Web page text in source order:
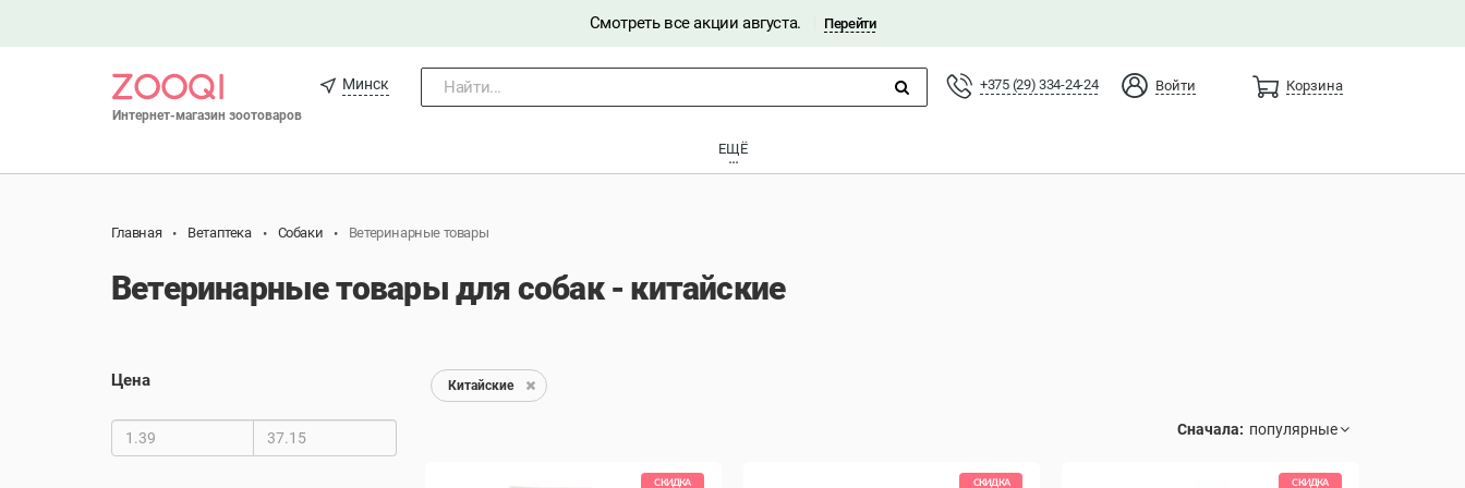
Смотреть все акции августа. Перейти
Интернет-магазин зоотоваров
Минск Найти... +375 (29) 334-24-24 Войти Корзина
ЕЩЁ
Главная Ветаптека Собаки Ветеринарные товары
Ветеринарные товары для собак - китайские
Цена Китайские
Сначала:
СКИДКА СКИДКА СКИДКА